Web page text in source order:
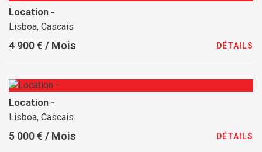
Location -
Lisboa, Cascais
4 900 € / Mois DÉTAILS
Location -
Lisboa, Cascais
5 000 € / Mois DÉTAILS